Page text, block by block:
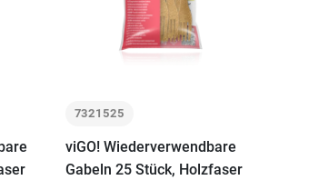
7321525
viGO! Wiederverwendbare
Gabeln 25 Stück, Holzfaser